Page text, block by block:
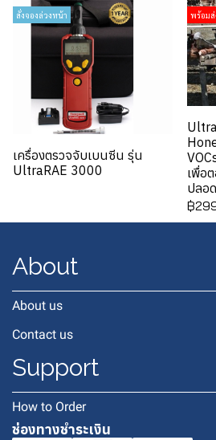
สั่งจองล่วงหน้า
เครื่องตรวจจับเบนซีน รุ่น
UltraRAE 3000
พร้อมส่
เพื่อ
ปลอ
฿
About
About us
Contact us
Support
How to Order
ช่องทางชำระเงิน